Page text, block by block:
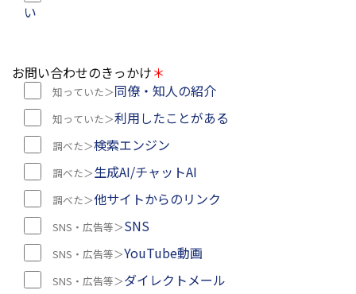
い
お問い合わせのきっかけ＊
同僚・知人の紹介
利用したことがある
検索エンジン
生成AI/チャットAI
他サイトからのリンク
SNS
YouTube動画
ダイレクトメール